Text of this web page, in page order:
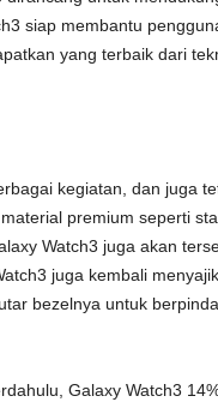
siap membantu
yang terbaik dari
kegiatan, dan juga
premium seperti
Watch3 juga akan
juga kembali
bezelnya untuk
Galaxy Watch3